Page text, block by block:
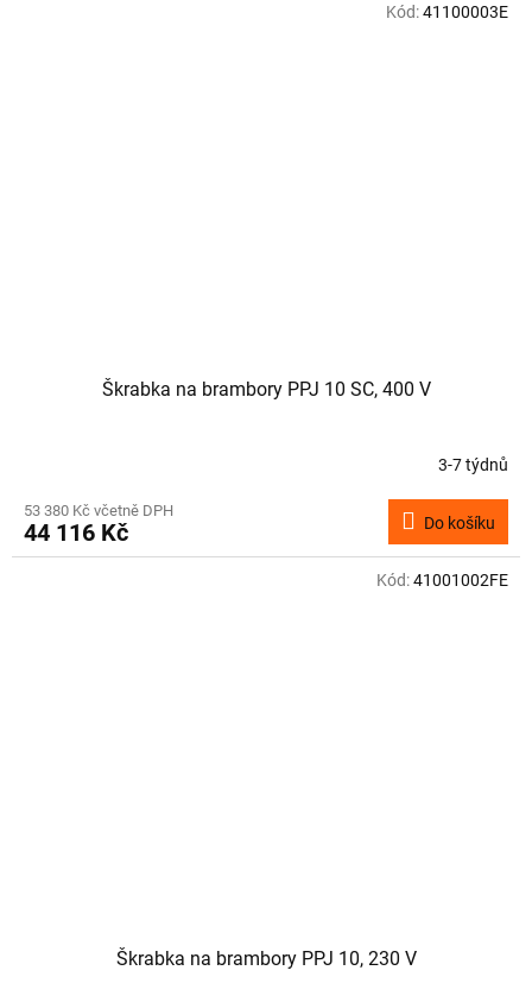
Škrabka na brambory PPJ 10 SC, 400 V
3-7 týdnů
53 380 Kč včetně DPH
44 116 Kč Do košíku
Kód:41100003E
Škrabka na brambory PPJ 10, 230 V
Kód:41001002FE